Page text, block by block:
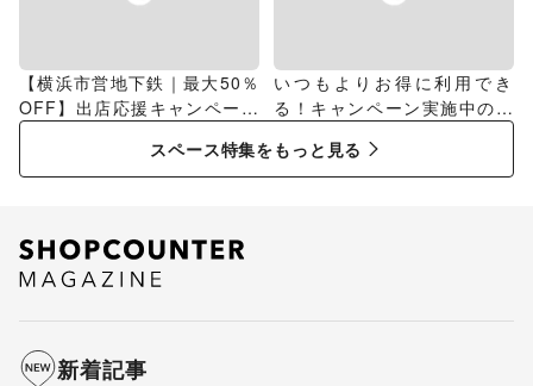
【横浜市営地下鉄｜最大50％
OFF】出店応援キャンペーン
特集
いつもよりお得に利用でき
る！キャンペーン実施中のス
スペース特集をもっと見る
新着記事